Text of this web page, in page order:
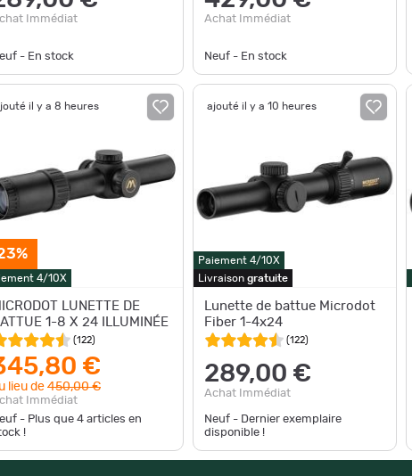
Immédiat
- En stock
Achat Immédiat
Neuf - En stock
il y a 8 heures
4/10X
LUNETTE DE
1-8 X 24 ILLUMINÉE
(122)
€
lieu de 450,00 €
Immédiat
- Plus que 4 articles en
!
ajouté il y a 10 heures
Paiement 4/10X
Livraison gratuite
Lunette de battue Microdot
Fiber 1-4x24
(122)
289,00 €
Achat Immédiat
Neuf - Dernier exemplaire
disponible !